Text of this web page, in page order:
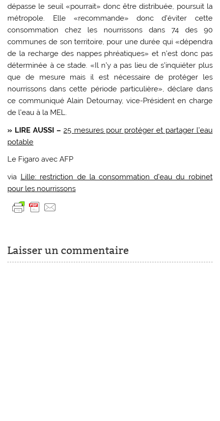
dépasse le seuil «pourrait» donc être distribuée, poursuit la
métropole. Elle «recommande» donc d’éviter cette
consommation chez les nourrissons dans 74 des 90
communes de son territoire, pour une durée qui «dépendra
de la recharge des nappes phréatiques» et n’est donc pas
déterminée à ce stade. «Il n’y a pas lieu de s’inquiéter plus
que de mesure mais il est nécessaire de protéger les
nourrissons dans cette période particulière», déclare dans
ce communiqué Alain Detournay, vice-Président en charge
de l’eau à la MEL.
» LIRE AUSSI –25 mesures pour protéger et partager l’eau
potable
Le Figaro avec AFP
via Lille: restriction de la consommation d’eau du robinet
pour les nourrissons
Laisser un commentaire